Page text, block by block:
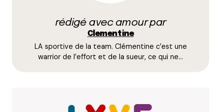
Waouh ! Merci pour la découverte Clém ! Et la
crèche tricotée me donnerait presque envie de m’y
mettre aussi
10 janvier 2017 à 10 h 12 minrédigé avec amour par
Clementine
LA sportive de la team. Clémentine c’est une
warrior de l’effort et de la sueur, ce qui ne…